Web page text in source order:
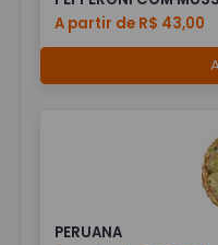
A partir de R$ 43,00
PERUANA